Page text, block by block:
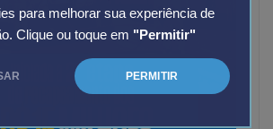
para melhorar sua experiência de
Clique ou toque em "Permitir"
PERMITIR